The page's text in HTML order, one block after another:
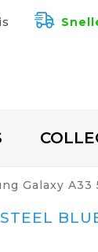
Galaxy